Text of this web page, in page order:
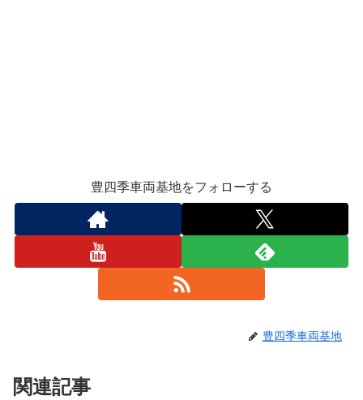
豊四季車両基地をフォローする
豊四季車両基地
関連記事